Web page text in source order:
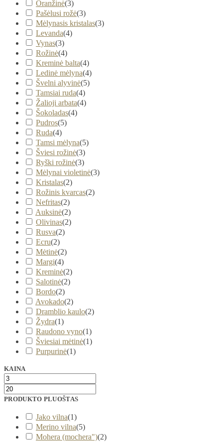
Oranžinė(3)
Pašėlusi rožė(3)
Mėlynasis kristalas(3)
Levanda(4)
Vynas(3)
Rožinė(4)
Kreminė balta(4)
Ledinė mėlyna(4)
Švelni alyvinė(5)
Tamsiai ruda(4)
Žalioji arbata(4)
Šokoladas(4)
Pudros(5)
Ruda(4)
Tamsi mėlyna(5)
Šviesi rožinė(3)
Ryški rožinė(3)
Mėlynai violetinė(3)
Kristalas(2)
Rožinis kvarcas(2)
Nefritas(2)
Auksinė(2)
Olivinas(2)
Rusva(2)
Ecru(2)
Mėtinė(2)
Margi(4)
Kreminė(2)
Salotinė(2)
Bordo(2)
Avokado(2)
Dramblio kaulo(2)
Žydra(1)
Raudono vyno(1)
Šviesiai mėtinė(1)
Purpurinė(1)
KAINA
PRODUKTO PLUOŠTAS
Jako vilna(1)
Merino vilna(5)
Mohera (mochera")(2)